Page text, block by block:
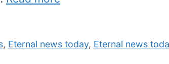
, Eternal news today, Eternal news